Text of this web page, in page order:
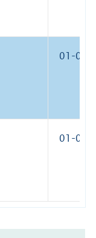
01-01-
01-01-